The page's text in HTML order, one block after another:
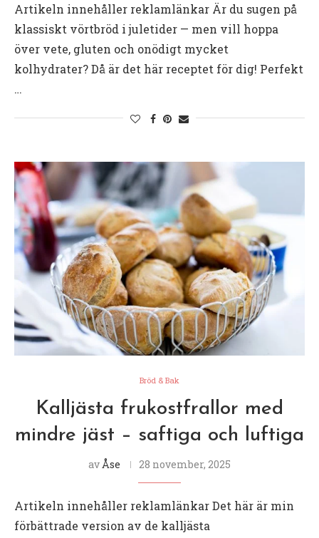
Artikeln innehåller reklamlänkar Är du sugen på
klassiskt vörtbröd i juletider — men vill hoppa
över vete, gluten och onödigt mycket
kolhydrater? Då är det här receptet för dig! Perfekt
…
Bröd & Bak
Kalljästa frukostfrallor med
mindre jäst – saftiga och luftiga
av Åse 28 november, 2025
Artikeln innehåller reklamlänkar Det här är min
förbättrade version av de kalljästa